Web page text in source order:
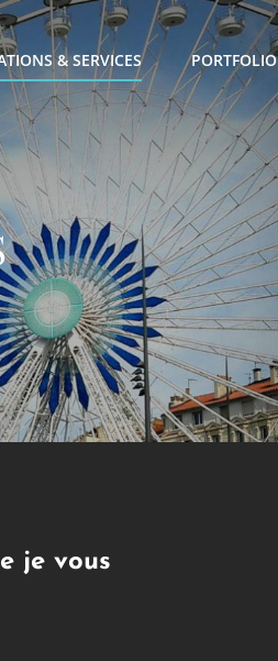
& SERVICES PORTFOLIO
je vous